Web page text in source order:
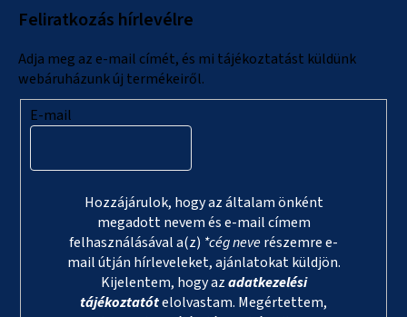
Feliratkozás hírlevélre
Adja meg az e-mail címét, és mi tájékoztatást küldünk
webáruházunk új termékeiről.
E-mail
Hozzájárulok, hogy az általam önként
megadott nevem és e-mail címem
felhasználásával a(z) *cég neverészemre e-
mail útján hírleveleket, ajánlatokat küldjön.
Kijelentem, hogy azadatkezelési
tájékoztatótelolvastam. Megértettem,